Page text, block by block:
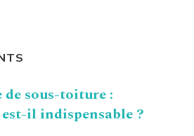
sous-toiture :
il indispensable ?